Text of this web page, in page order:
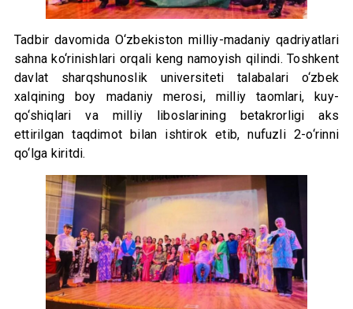
Tadbir davomida O‘zbekiston milliy-madaniy qadriyatlari
sahna ko‘rinishlari orqali keng namoyish qilindi. Toshkent
davlat sharqshunoslik universiteti talabalari o‘zbek
xalqining boy madaniy merosi, milliy taomlari, kuy-
qo‘shiqlari va milliy liboslarining betakrorligi aks
ettirilgan taqdimot bilan ishtirok etib, nufuzli 2-o‘rinni
qo‘lga kiritdi.